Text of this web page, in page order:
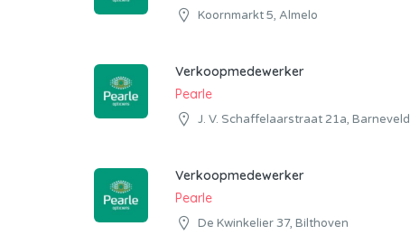
Koornmarkt 5, Almelo
Verkoopmedewerker
Pearle
J. V. Schaffelaarstraat 21a, Barneveld
Verkoopmedewerker
Pearle
De Kwinkelier 37, Bilthoven